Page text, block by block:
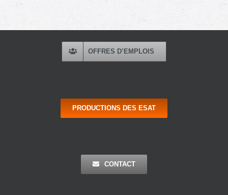
OFFRES D’EMPLOIS
PRODUCTIONS DES ESAT
CONTACT